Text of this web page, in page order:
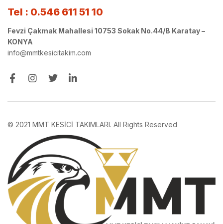
Tel : 0.546 611 51 10
Fevzi Çakmak Mahallesi 10753 Sokak No.44/B Karatay –
KONYA
info@mmtkesicitakim.com
© 2021 MMT KESİCİ TAKIMLARI. All Rights Reserved